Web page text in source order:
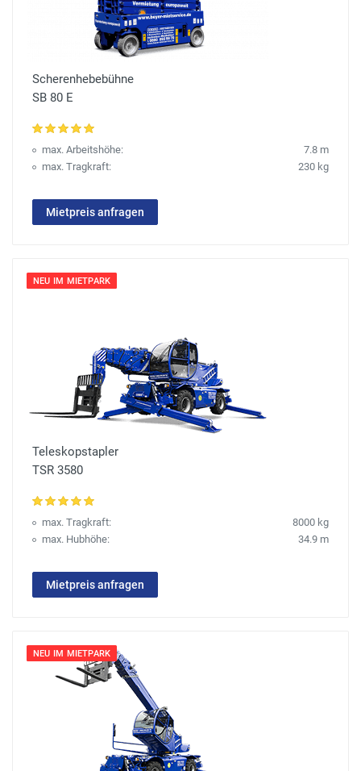
Scherenhebebühne
SB 80 E
max. Arbeitshöhe:
7.8 m
max. Tragkraft:
230 kg
Mietpreis anfragen
NEU IM MIETPARK
Teleskopstapler
TSR 3580
max. Tragkraft:
8000 kg
max. Hubhöhe:
34.9 m
Mietpreis anfragen
NEU IM MIETPARK